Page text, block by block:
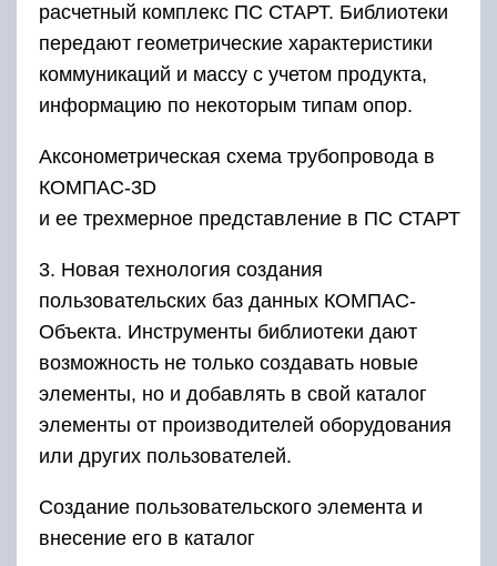
расчетный комплекс ПС СТАРТ. Библиотеки
передают геометрические характеристики
коммуникаций и массу с учетом продукта,
информацию по некоторым типам опор.
Аксонометрическая схема трубопровода в
КОМПАС-3D
и ее трехмерное представление в ПС СТАРТ
3. Новая технология создания
пользовательских баз данных КОМПАС-
Объекта. Инструменты библиотеки дают
возможность не только создавать новые
элементы, но и добавлять в свой каталог
элементы от производителей оборудования
или других пользователей.
Создание пользовательского элемента и
внесение его в каталог